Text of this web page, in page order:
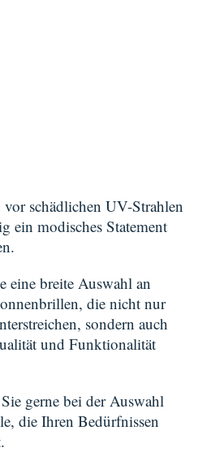
schädlichen UV-Strahlen
ein modisches Statement
eine breite Auswahl an
die nicht nur
sondern auch
und Funktionalität
gerne bei der Auswahl
die Ihren Bedürfnissen